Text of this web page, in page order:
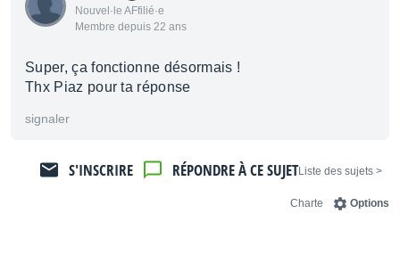
Nouvel·le AFfilié·e
Membre depuis 22 ans
Super, ça fonctionne désormais !
Thx Piaz pour ta réponse
signaler
< Liste des sujets
RÉPONDRE À CE SUJET
S'INSCRIRE
Options
Charte